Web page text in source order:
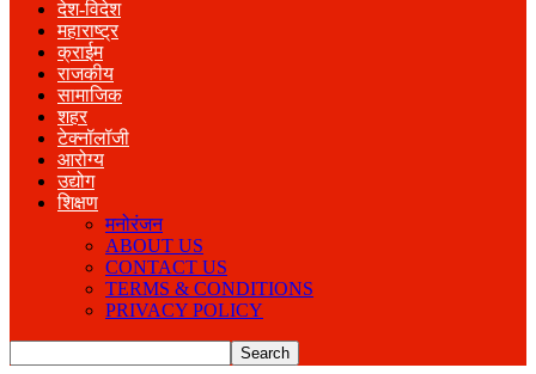
देश-विदेश
महाराष्ट्र
क्राईम
राजकीय
सामाजिक
शहर
टेक्नॉलॉजी
आरोग्य
उद्योग
शिक्षण
मनोरंजन
ABOUT US
CONTACT US
TERMS & CONDITIONS
PRIVACY POLICY